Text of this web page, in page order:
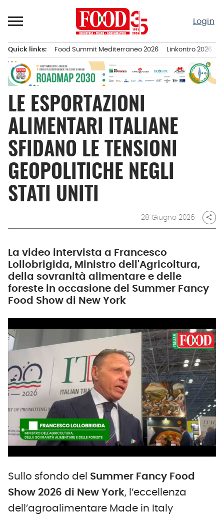
al
Login
principale
Quick links: Food Summit Mediterraneo 2026 Linkontro 2026
LE ESPORTAZIONI
ALIMENTARI ITALIANE
SFIDANO LE TENSIONI
GEOPOLITICHE NEGLI
STATI UNITI
28 Giugno 2026 share
La video intervista a Francesco
Lollobrigida, Ministro dell'Agricoltura,
della sovranità alimentare e delle
foreste in occasione del Summer Fancy
Food Show di New York
Sullo sfondo del Summer Fancy Food
Show 2026 di New York, l’eccellenza
dell’agroalimentare Made in Italy